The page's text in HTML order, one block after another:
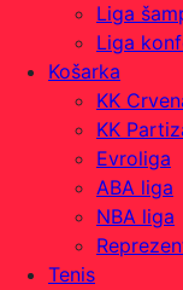
Liga
Liga
Košarka
KK
KK
Evroliga
ABA liga
NBA liga
Tenis